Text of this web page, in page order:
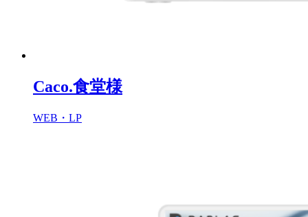
Caco.食堂様
WEB・LP